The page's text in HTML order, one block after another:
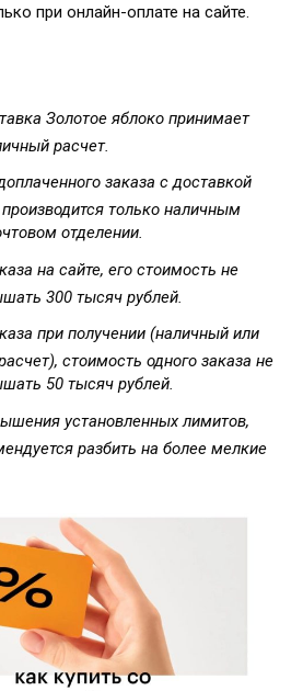
при онлайн-оплате на сайте.
Золотое яблоко принимает
расчет.
заказа с доставкой
только наличным
отделении.
на сайте, его стоимость не
300 тысяч рублей.
при получении (наличный или
стоимость одного заказа не
50 тысяч рублей.
установленных лимитов,
разбить на более мелкие